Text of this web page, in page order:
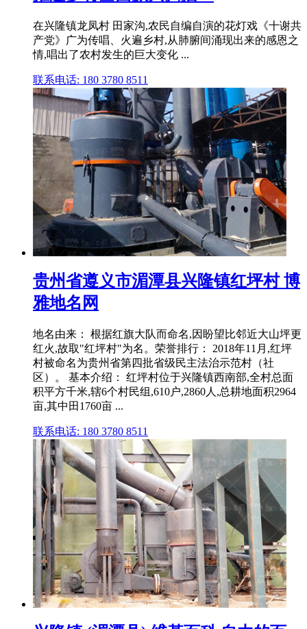
在兴隆镇龙凤村 田家沟,农民自编自演的花灯戏《十谢共
产党》广为传唱、火遍乡村,从肺腑间涌现出来的感恩之
情,唱出了农村发生的巨大变化 ...
联系电话: 180 3780 8511
贵州省遵义市湄潭县兴隆镇红坪村 博
雅地名网
地名由来： 根据红旗大队而命名,因盼望比邻近大山坪更
红火,故取"红坪村"为名。荣誉排行： 2018年11月,红坪
村被命名为贵州省第四批省级民主法治示范村（社
区）。 基本介绍： 红坪村位于兴隆镇西南部,全村总面
积平方千米,辖6个村民组,610户,2860人,总耕地面积2964
亩,其中田1760亩 ...
联系电话: 180 3780 8511